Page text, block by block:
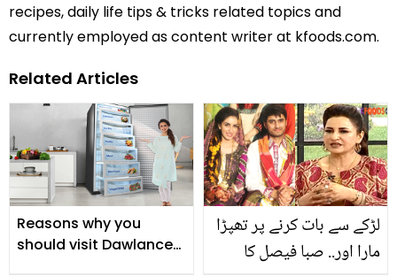
recipes, daily life tips & tricks related topics and
currently employed as content writer at kfoods.com.
Related Articles
Reasons why you
should visit Dawlance
لڑکے سے بات کرنے پر تھپڑا
مارا اور.. صبا فیصل کا